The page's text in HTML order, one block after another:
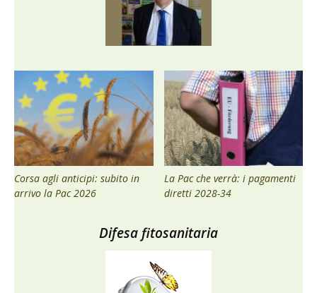
Corsa agli anticipi: subito in
arrivo la Pac 2026
La Pac che verrà: i pagamenti
diretti 2028-34
Difesa fitosanitaria